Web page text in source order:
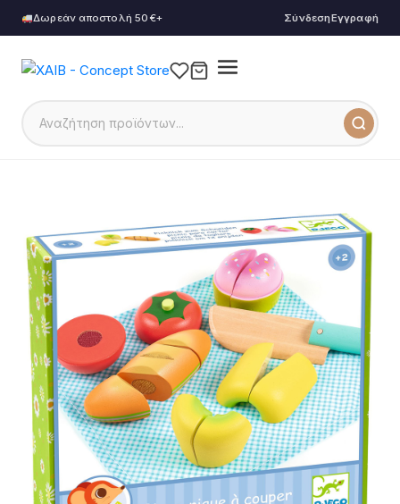
Δωρεάν αποστολή 50€+ ΣύνδεσηΕγγραφή